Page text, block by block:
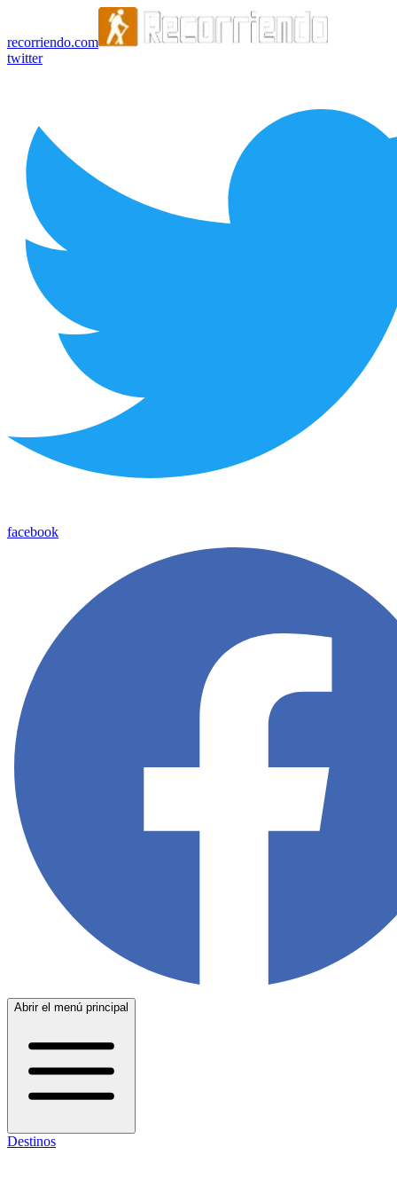
recorriendo.com
twitter
facebook
Abrir el menú principal
Destinos